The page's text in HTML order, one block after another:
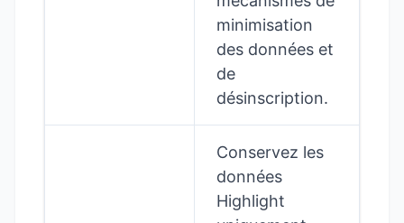
minimisation
des données et
de
désinscription.
Conservez les
données
Highlight